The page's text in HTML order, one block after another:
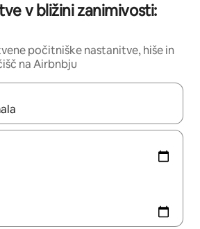
v bližini zanimivosti:
počitniške nastanitve, hiše in
na Airbnbju
krmarite s puščičnima tipkama gor in